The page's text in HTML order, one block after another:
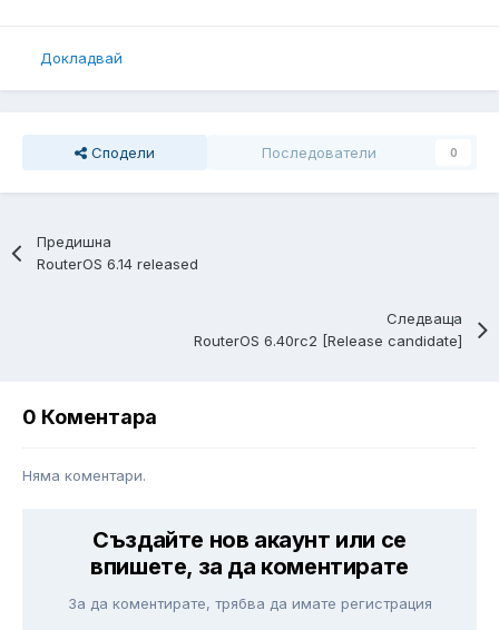
Докладвай
Сподели Последователи 0
Предишна
RouterOS 6.14 released
Следваща
RouterOS 6.40rc2 [Release candidate]
0 Коментара
Няма коментари.
Създайте нов акаунт или се
впишете, за да коментирате
За да коментирате, трябва да имате регистрация